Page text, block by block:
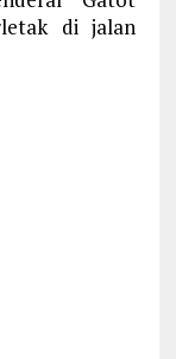
di jalan